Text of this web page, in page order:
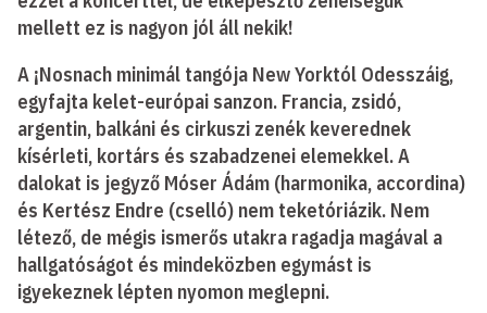
mellett ez is nagyon jól áll nekik!
A ¡Nosnach minimál tangója New Yorktól Odesszáig,
egyfajta kelet-európai sanzon. Francia, zsidó,
argentin, balkáni és cirkuszi zenék keverednek
kísérleti, kortárs és szabadzenei elemekkel. A
dalokat is jegyző Móser Ádám (harmonika, accordina)
és Kertész Endre (cselló) nem teketóriázik. Nem
létező, de mégis ismerős utakra ragadja magával a
hallgatóságot és mindeközben egymást is
igyekeznek lépten nyomon meglepni.